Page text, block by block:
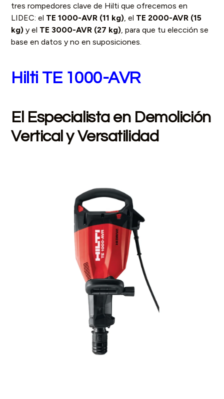
tres rompedores clave de Hilti que ofrecemos en
LIDEC: el TE 1000-AVR (11 kg), el TE 2000-AVR (15
kg) y el TE 3000-AVR (27 kg), para que tu elección se
base en datos y no en suposiciones.
Hilti TE 1000-AVR
El Especialista en Demolición
Vertical y Versatilidad